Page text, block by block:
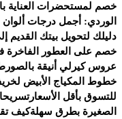
خصم لمستحضرات العناية
الوردي: أجمل درجات ألوان
دليلك لتحويل بيتك القديم
خصم على العطور الفاخرة
عروس كيرلي أنيقة بالصور
خطوط المكياج الأبيض لخريف
للتسوق بأقل الأسعار
الصغيرة بطرق سهلةكيف